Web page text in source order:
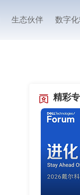
生态伙伴 数字
精彩